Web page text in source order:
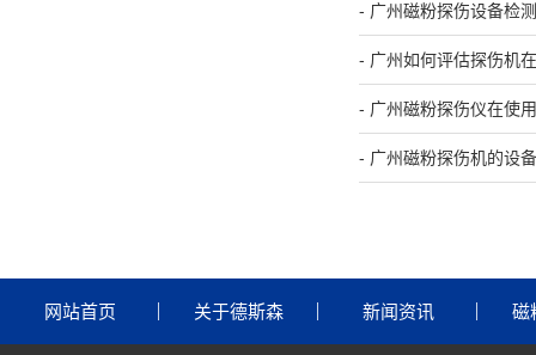
- 广州磁粉探伤设备检
- 广州如何评估探伤机
- 广州磁粉探伤仪在使
- 广州磁粉探伤机的设
网站首页 关于德斯森 新闻资讯 磁